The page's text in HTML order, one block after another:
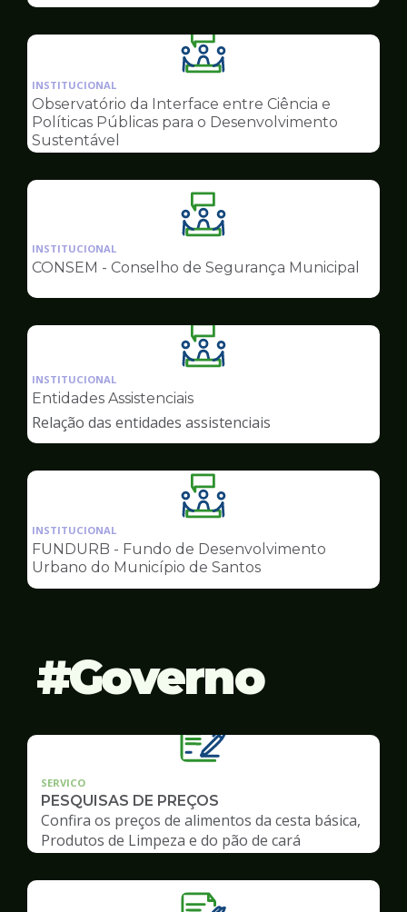
Ilustração
da
pagina
de
INSTITUCIONAL
Observatório da Interface entre Ciência e
Políticas Públicas para o Desenvolvimento
Sustentável
Ilustração
da
pagina
Conselhos
INSTITUCIONAL
CONSEM - Conselho de Segurança Municipal
Ilustração
da
de
Conselhos
INSTITUCIONAL
Entidades Assistenciais
Relação das entidades assistenciais
Ilustração
da
pagina
de
Conselhos
INSTITUCIONAL
FUNDURB - Fundo de Desenvolvimento
Urbano do Município de Santos
Governo
SERVICO
PESQUISAS DE PREÇOS
Confira os preços de alimentos da cesta básica,
Produtos de Limpeza e do pão de cará